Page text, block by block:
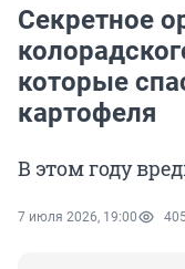
Секретное
которые
картофеля
В этом году
7 июля 2026, 19:00